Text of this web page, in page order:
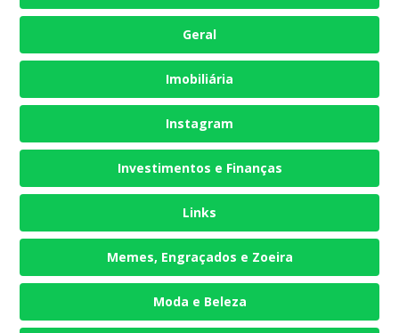
Geral
Imobiliária
Instagram
Investimentos e Finanças
Links
Memes, Engraçados e Zoeira
Moda e Beleza